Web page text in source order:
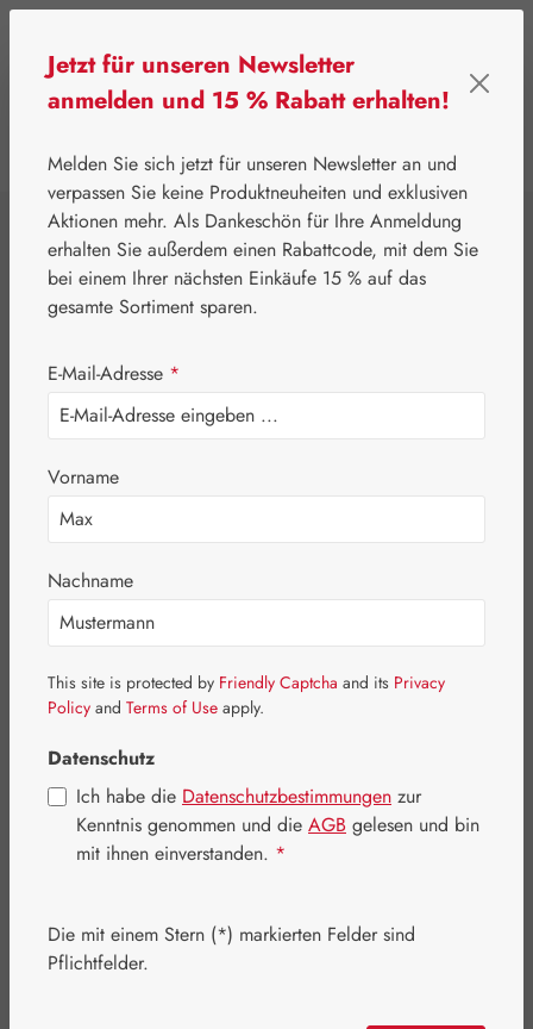
⌂ Gall Pharma Augen
Lutein / Zeaxanthin
GPH Kapseln
Bildergalerie überspringen
Regulärer Preis:
30,00 €
Inhalt:0.014 Kilogramm
Jetzt für unseren Newsletter
anmelden und 15 % Rabatt erhalten!
Melden Sie sich jetzt für unseren Newsletter an und
verpassen Sie keine Produktneuheiten und exklusiven
Aktionen mehr. Als Dankeschön für Ihre Anmeldung
erhalten Sie außerdem einen Rabattcode, mit dem Sie
bei einem Ihrer nächsten Einkäufe 15 % auf das
gesamte Sortiment sparen.
E-Mail-Adresse *
Vorname
Nachname
This site is protected by Friendly Captcha and its Privacy
Policy and Terms of Use apply.
Datenschutz
Ich habe die Datenschutzbestimmungen zur
Kenntnis genommen und die AGB gelesen und bin
mit ihnen einverstanden. *
Die mit einem Stern (*) markierten Felder sind
Pflichtfelder.